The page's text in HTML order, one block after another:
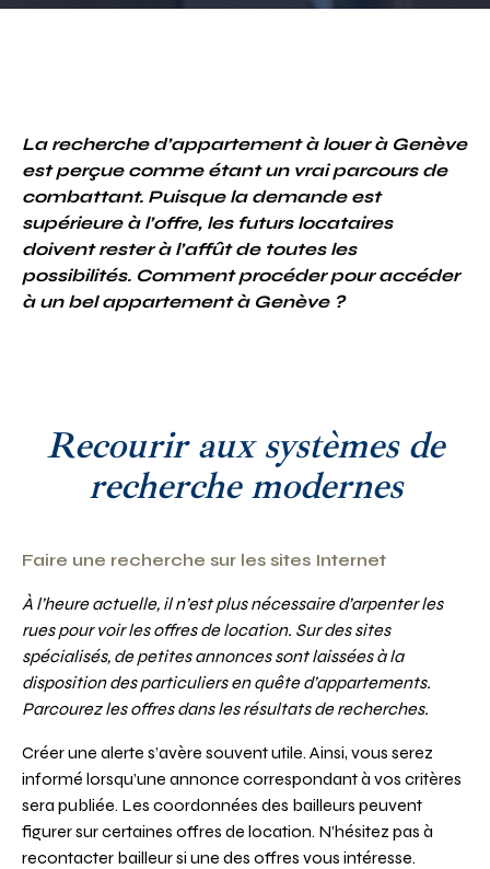
La recherche d’appartement à louer à Genève
est perçue comme étant un vrai parcours de
combattant. Puisque la demande est
supérieure à l’offre, les futurs locataires
doivent rester à l’affût de toutes les
possibilités. Comment procéder pour accéder
à un bel appartement à Genève ?
Recourir aux systèmes de
recherche modernes
Faire une recherche sur les sites Internet
À l’heure actuelle, il n’est plus nécessaire d’arpenter les
rues pour voir les offres de location. Sur des sites
spécialisés, de petites annonces sont laissées à la
disposition des particuliers en quête d’appartements.
Parcourez les offres dans les résultats de recherches.
Créer une alerte s’avère souvent utile. Ainsi, vous serez
informé lorsqu’une annonce correspondant à vos critères
sera publiée. Les coordonnées des bailleurs peuvent
figurer sur certaines offres de location. N’hésitez pas à
recontacter bailleur si une des offres vous intéresse.